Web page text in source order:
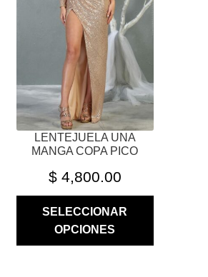
LENTEJUELA UNA
MANGA COPA PICO
$4,800.00
SELECCIONAR
OPCIONES
OPCIONES
EN
LA
PÁGINA